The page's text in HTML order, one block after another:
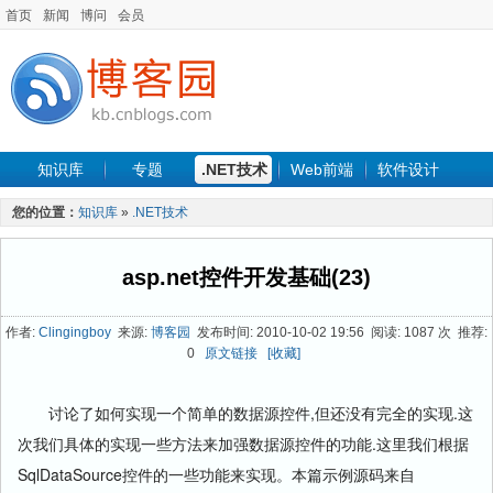
首页 新闻 博问 会员
知识库 专题 .NET技术 Web前端 软件设计
手机开发 软件工程
最新文章
您的位置： 知识库 » .NET技术
asp.net控件开发基础(23)
作者: Clingingboy 来源: 博客园 发布时间: 2010-10-02 19:56 阅读: 1087 次 推荐:
0
原文链接 [收藏]
讨论了如何实现一个简单的数据源控件,但还没有完全的实现.这
次我们具体的实现一些方法来加强数据源控件的功能.这里我们根据
SqlDataSource控件的一些功能来实现。本篇示例源码来自